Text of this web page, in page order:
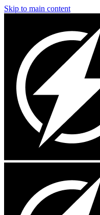
Skip to main content